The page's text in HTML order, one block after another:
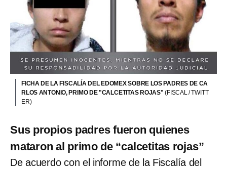
FICHA DE LA FISCALÍA DEL EDOMEX SOBRE LOS PADRES DE CA
RLOS ANTONIO, PRIMO DE "CALCETITAS ROJAS"(FISCAL / TWITT
ER)
Sus propios padres fueron quienes
mataron al primo de “calcetitas rojas”
De acuerdo con el informe de la Fiscalía del